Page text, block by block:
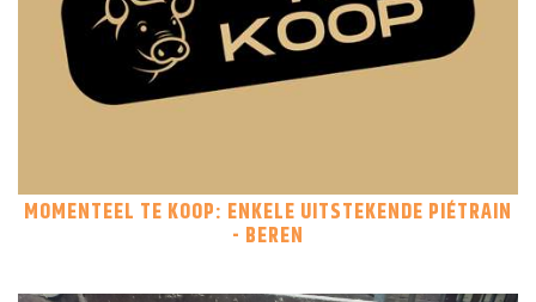
MOMENTEEL TE KOOP: ENKELE UITSTEKENDE PIÉTRAIN
- BEREN